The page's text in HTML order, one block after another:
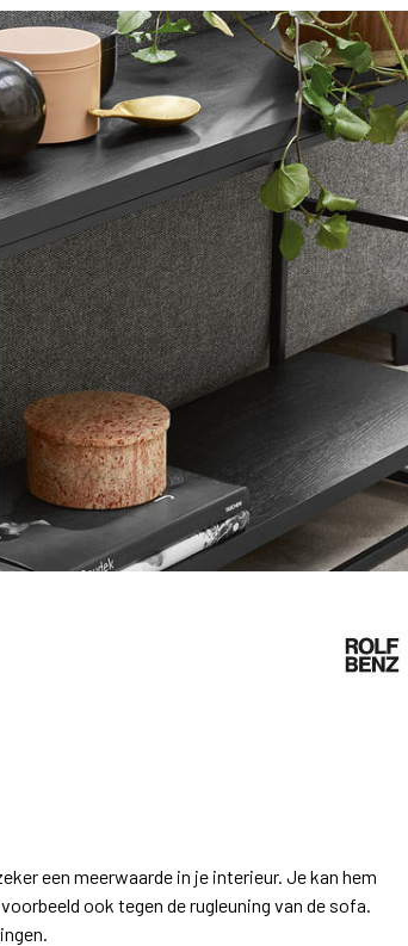
een meerwaarde in je interieur. Je kan hem
ook tegen de rugleuning van de sofa.